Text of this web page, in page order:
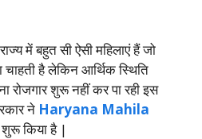
में बहुत सी ऐसी महिलाएं हैं जो
है लेकिन आर्थिक स्थिति
रोजगार शुरू नहीं कर पा रही इस
ने Haryana Mahila
किया है |